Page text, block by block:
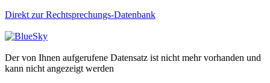
Direkt zur Rechtsprechungs-Datenbank
Der von Ihnen aufgerufene Datensatz ist nicht mehr vorhanden und
kann nicht angezeigt werden